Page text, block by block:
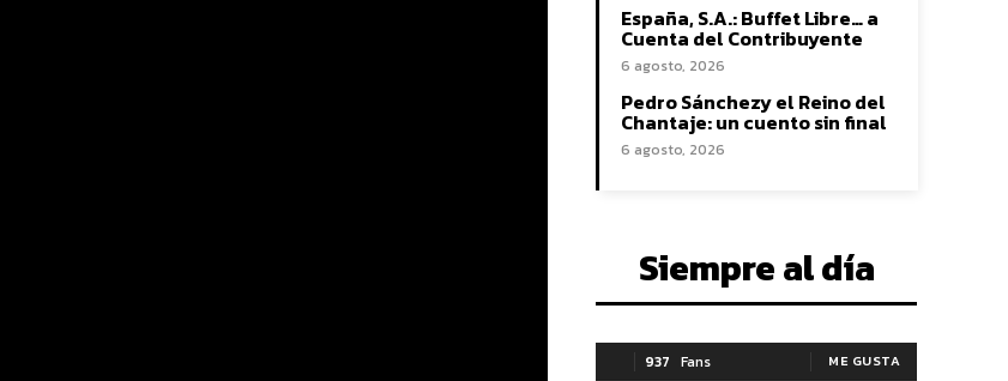
España, S.A.: Buffet Libre… a
Cuenta del Contribuyente
6 agosto, 2026
Pedro Sánchezy el Reino del
Chantaje: un cuento sin final
6 agosto, 2026
Siempre al día
937 Fans ME GUSTA